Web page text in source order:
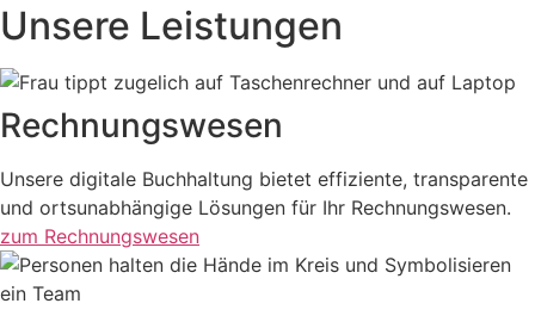
Unsere Leistungen
Rechnungs­wesen
Unsere digitale Buchhaltung bietet effiziente, transparente
und ortsunabhängige Lösungen für Ihr Rechnungswesen.
zum Rechnungswesen